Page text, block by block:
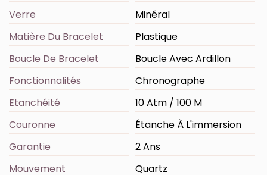
Verre
Minéral
Matière Du Bracelet
Plastique
Boucle De Bracelet
Boucle Avec Ardillon
Fonctionnalités
Chronographe
Etanchéité
10 Atm / 100 M
Couronne
Étanche À L'immersion
Garantie
2 Ans
Mouvement
Quartz